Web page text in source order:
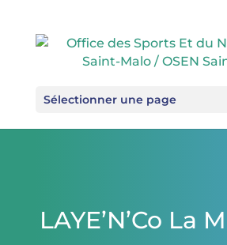
Sélectionner une page
LAYE’N’Co La